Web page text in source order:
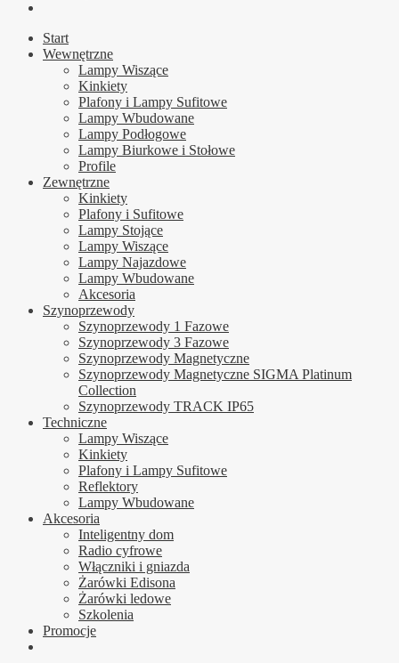
Start
Wewnętrzne
Lampy Wiszące
Kinkiety
Plafony i Lampy Sufitowe
Lampy Wbudowane
Lampy Podłogowe
Lampy Biurkowe i Stołowe
Profile
Zewnętrzne
Kinkiety
Plafony i Sufitowe
Lampy Stojące
Lampy Wiszące
Lampy Najazdowe
Lampy Wbudowane
Akcesoria
Szynoprzewody
Szynoprzewody 1 Fazowe
Szynoprzewody 3 Fazowe
Szynoprzewody Magnetyczne
Szynoprzewody Magnetyczne SIGMA Platinum
Collection
Szynoprzewody TRACK IP65
Techniczne
Lampy Wiszące
Kinkiety
Plafony i Lampy Sufitowe
Reflektory
Lampy Wbudowane
Akcesoria
Inteligentny dom
Radio cyfrowe
Włączniki i gniazda
Żarówki Edisona
Żarówki ledowe
Szkolenia
Promocje